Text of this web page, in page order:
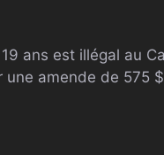
ans est illégal au
une amende de 575